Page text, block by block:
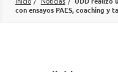
con ensayos PAES, coaching y